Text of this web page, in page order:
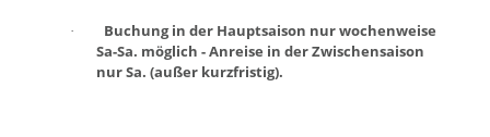
·
Buchung in der Hauptsaison nur wochenweise
Sa-Sa. möglich - Anreise in der Zwischensaison
nur Sa. (außer kurzfristig).